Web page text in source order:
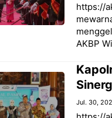
https://
AKBP
Jul. 30,